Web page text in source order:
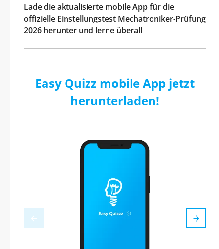
Lade die aktualisierte mobile App für die
offizielle Einstellungstest Mechatroniker-Prüfung
2026 herunter und lerne überall
Easy Quizz mobile App jetzt
herunterladen!